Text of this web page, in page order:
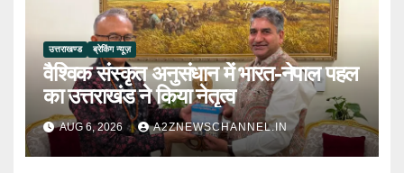
उत्तराखण्ड ब्रेकिंग न्यूज़
वैश्विक संस्कृत अनुसंधान में भारत-नेपाल पहल
का उत्तराखंड ने किया नेतृत्व
AUG 6, 2026 A2ZNEWSCHANNEL.IN